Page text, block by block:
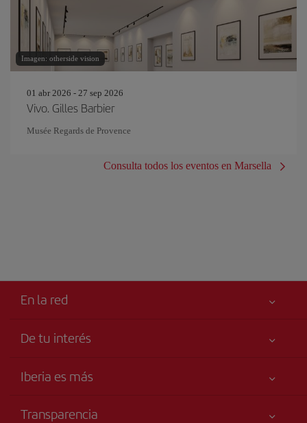
Imagen: otherside vision
01 abr 2026 - 27 sep 2026
Vivo. Gilles Barbier
Musée Regards de Provence
Consulta todos los eventos en Marsella
En la red
De tu interés
Accesibilidad
Iberia es más
Transparencia